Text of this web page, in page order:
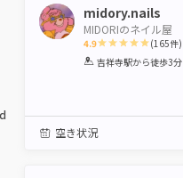
midory.nails
MIDORIのネイル屋
4.9
1 2 3 4 5
(165件)
吉祥寺駅から徒歩3分
空き状況